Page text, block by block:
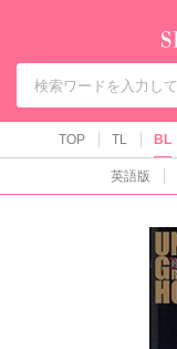
TOP TL BL
英語版